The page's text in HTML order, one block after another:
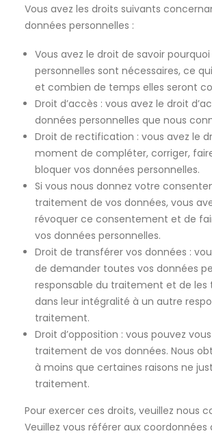
Vous avez les droits suivants
données personnelles :
Vous avez le droit de savoir
personnelles sont nécessaires, ce
et combien de temps elles seront
Droit d’accès : vous avez le droit
données personnelles que nous
Droit de rectification : vous avez le
moment de compléter, corriger,
bloquer vos données personnelles.
Si vous nous donnez votre
traitement de vos données, vous
révoquer ce consentement et de
vos données personnelles.
Droit de transférer vos données :
de demander toutes vos données
responsable du traitement et de les
dans leur intégralité à un autre
traitement.
Droit d’opposition : vous pouvez
traitement de vos données. Nous
à moins que certaines raisons ne
traitement.
Pour exercer ces droits, veuillez nous
Veuillez vous référer aux coordonnées